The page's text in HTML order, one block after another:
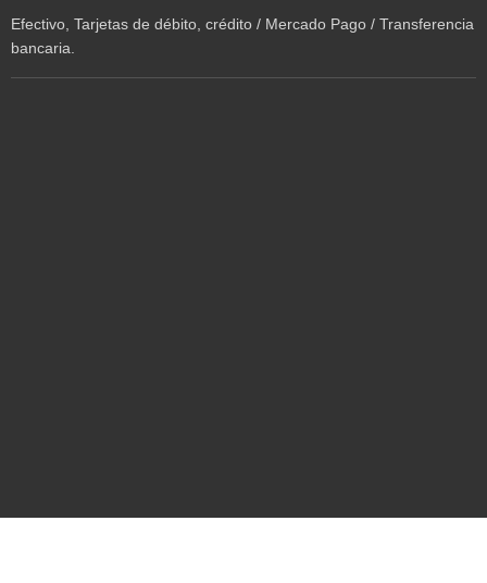
Efectivo, Tarjetas de débito, crédito / Mercado Pago / Transferencia
bancaria.